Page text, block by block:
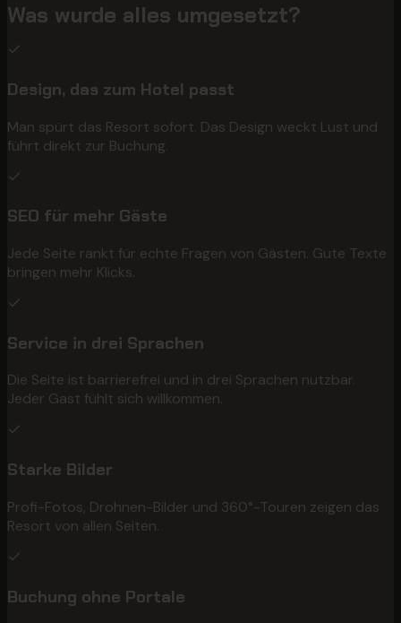
Was wurde alles umgesetzt?
Design, das zum Hotel passt
Man spürt das Resort sofort. Das Design weckt Lust und
führt direkt zur Buchung.
SEO für mehr Gäste
Jede Seite rankt für echte Fragen von Gästen. Gute Texte
bringen mehr Klicks.
Service in drei Sprachen
Die Seite ist barrierefrei und in drei Sprachen nutzbar.
Jeder Gast fühlt sich willkommen.
Starke Bilder
Profi-Fotos, Drohnen-Bilder und 360°-Touren zeigen das
Resort von allen Seiten.
Buchung ohne Portale